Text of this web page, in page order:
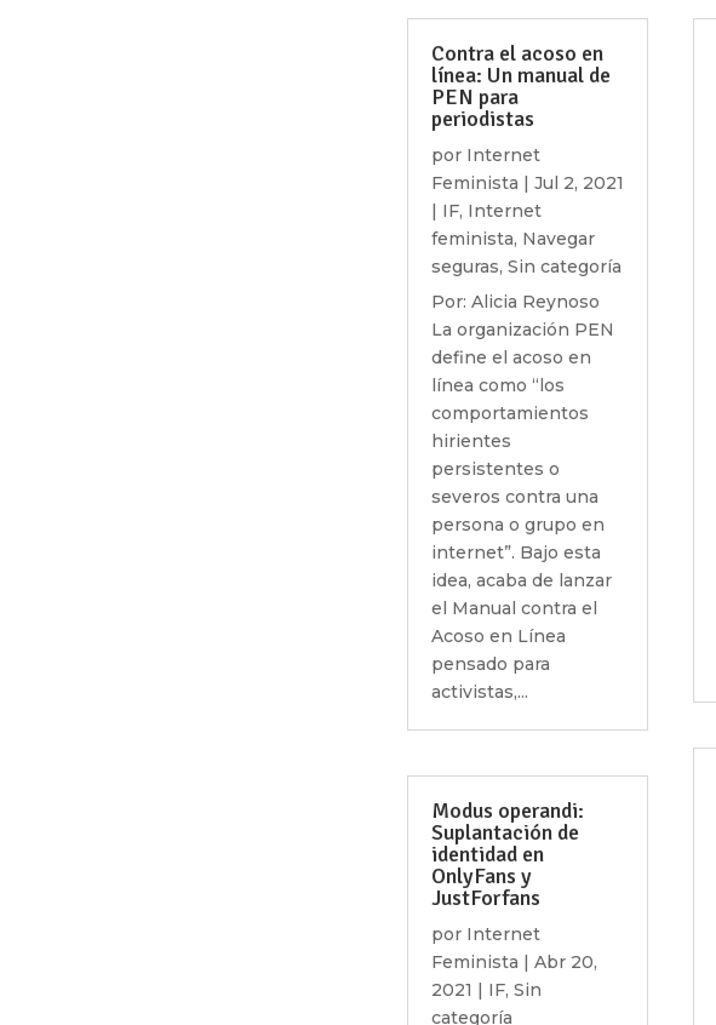
Contra el acoso en
línea: Un manual de
PEN para
periodistas
por Internet
Feminista
Jul 2, 2021
IF, Internet
feminista, Navegar
seguras, Sin categoría
Por: Alicia Reynoso
La organización PEN
define el acoso en
línea como “los
comportamientos
hirientes
persistentes o
severos contra una
persona o grupo en
internet”. Bajo esta
idea, acaba de lanzar
el Manual contra el
Acoso en Línea
pensado para
activistas,...
Modus operandi:
Suplantación de
identidad en
OnlyFans y
JustForfans
por Internet
Feminista
Abr 20,
2021
IF, Sin
categoría